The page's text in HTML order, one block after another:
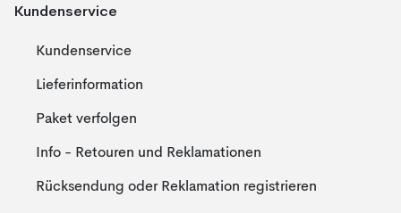
Kundenservice
Kundenservice
Lieferinformation
Paket verfolgen
Info - Retouren und Reklamationen
Rücksendung oder Reklamation registrieren